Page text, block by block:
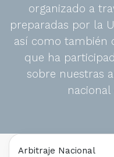
organizado a
preparadas por la
así como también
que ha
sobre nuestras
Arbitraje Nacional